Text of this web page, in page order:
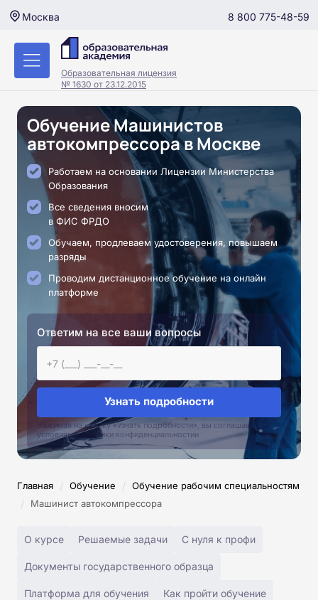
Москва 8 800 775-48-59
Образовательная лицензия
№ 1630 от 23.12.2015
Обучение Машинистов
автокомпрессора в Москве
Работаем на основании Лицензии Министерства
Образования
Все сведения вносим
в ФИС ФРДО
Обучаем, продлеваем удостоверения, повышаем
разряды
Проводим дистанционное обучение на онлайн
платформе
Ответим на все ваши вопросы
Узнать подробности
Нажимая на кнопку «Узнать подробности», вы соглашаетесь с
условиями политики конфиденциальностии
Главная / Обучение / Обучение рабочим специальностям
/ Машинист автокомпрессора
О курсе Решаемые задачи С нуля к профи
Документы государственного образца
Платформа для обучения Как пройти обучение